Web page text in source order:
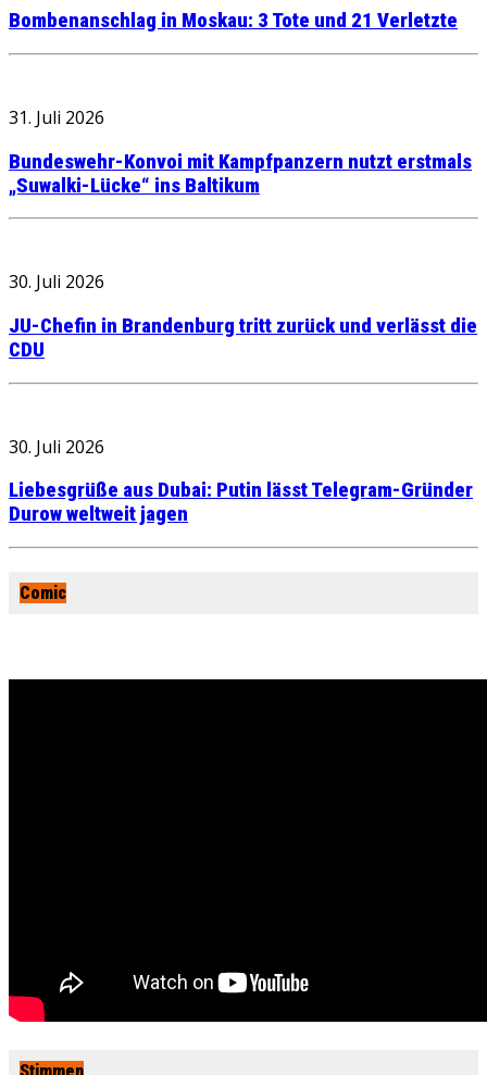
Bombenanschlag in Moskau: 3 Tote und 21 Verletzte
31. Juli 2026
Bundeswehr-Konvoi mit Kampfpanzern nutzt erstmals
„Suwalki-Lücke“ ins Baltikum
30. Juli 2026
JU-Chefin in Brandenburg tritt zurück und verlässt die
CDU
30. Juli 2026
Liebesgrüße aus Dubai: Putin lässt Telegram-Gründer
Durow weltweit jagen
Comic